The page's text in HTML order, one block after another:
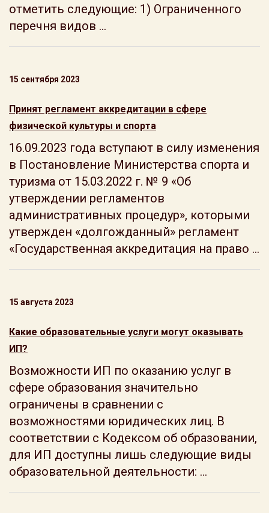
отметить следующие: 1) Ограниченного
перечня видов ...
15 сентября 2023
Принят регламент аккредитации в сфере
физической культуры и спорта
16.09.2023 года вступают в силу изменения
в Постановление Министерства спорта и
туризма от 15.03.2022 г. № 9 «Об
утверждении регламентов
административных процедур», которыми
утвержден «долгожданный» регламент
«Государственная аккредитация на право ...
15 августа 2023
Какие образовательные услуги могут оказывать
ИП?
Возможности ИП по оказанию услуг в
сфере образования значительно
ограничены в сравнении с
возможностями юридических лиц. В
соответствии с Кодексом об образовании,
для ИП доступны лишь следующие виды
образовательной деятельности: ...